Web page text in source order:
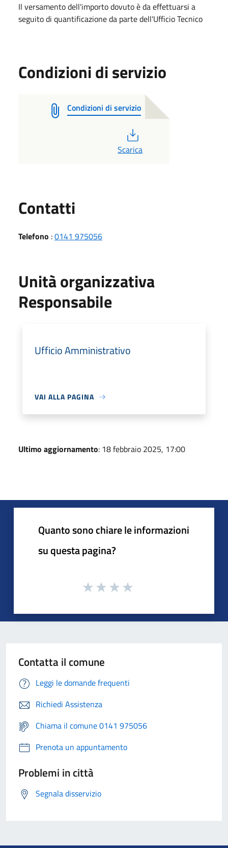
Il versamento dell'importo dovuto è da effettuarsi a
seguito di quantificazione da parte dell'Ufficio Tecnico
Condizioni di servizio
Condizioni di servizio
Scarica
Contatti
Telefono :0141 975056
Unità organizzativa
Responsabile
Ufficio Amministrativo
VAI ALLA PAGINA
Ultimo aggiornamento: 18 febbraio 2025, 17:00
Quanto sono chiare le informazioni
su questa pagina?
Contatta il comune
Leggi le domande frequenti
Richiedi Assistenza
Chiama il comune 0141 975056
Prenota un appuntamento
Problemi in città
Segnala disservizio